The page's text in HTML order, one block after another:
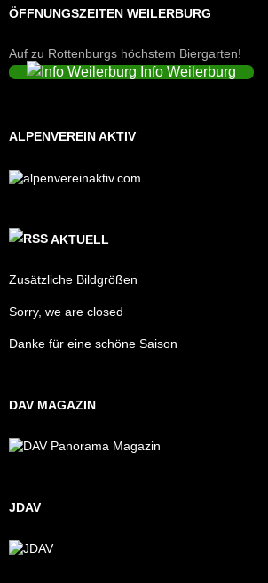
ÖFFNUNGSZEITEN WEILERBURG
Auf zu Rottenburgs höchstem Biergarten!
Info Weilerburg
ALPENVEREIN AKTIV
AKTUELL
Zusätzliche Bildgrößen
Sorry, we are closed
Danke für eine schöne Saison
DAV MAGAZIN
JDAV